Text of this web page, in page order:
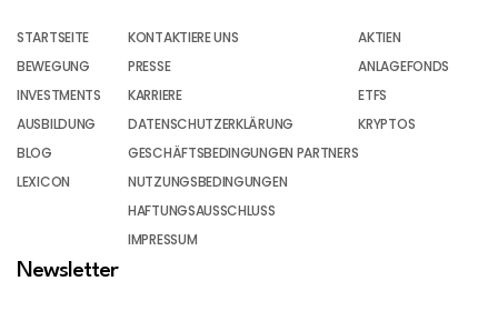
STARTSEITE
BEWEGUNG
INVESTMENTS
AUSBILDUNG
BLOG
LEXICON
KONTAKTIERE UNS
PRESSE
KARRIERE
DATENSCHUTZERKLÄRUNG
GESCHÄFTSBEDINGUNGEN PARTNERS
NUTZUNGSBEDINGUNGEN
HAFTUNGSAUSSCHLUSS
IMPRESSUM
AKTIEN
ANLAGEFONDS
ETFS
KRYPTOS
Newsletter